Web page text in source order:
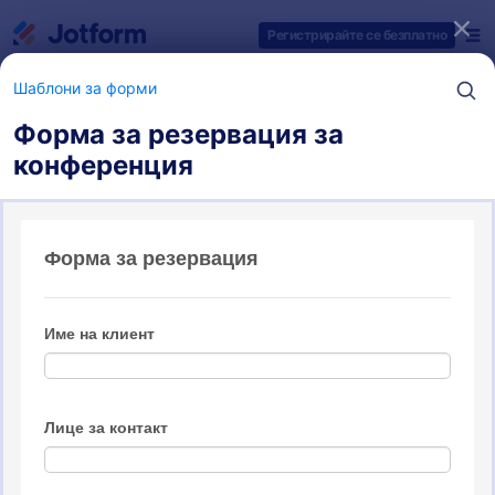
Регистрирайте се безплатно
Шаблони за форми
Форма за резервация за
конференция
Форми за резервации
Категории за шаблони на форми